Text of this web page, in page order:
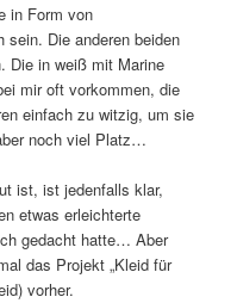
in Form von
sein. Die anderen beiden
Die in weiß mit Marine
mir oft vorkommen, die
einfach zu witzig, um sie
noch viel Platz…
ist, ist jedenfalls klar,
etwas erleichterte
gedacht hatte… Aber
das Projekt „Kleid für
vorher.